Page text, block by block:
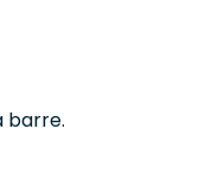
barre.